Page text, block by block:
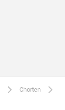
Chorten